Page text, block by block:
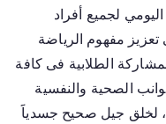
لجميع أفراد
تعزيز مفهوم الرياضة
الطلابية فى كافة
الصحية والنفسية
لخلق جيل صحيح جسدياََ